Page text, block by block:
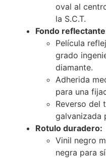
oval al
la S.C.T.
Fondo
Película
grado
diamante.
Adherida
para una
Reverso del
galvanizada
Rotulo duradero:
Vinil negro
negra para